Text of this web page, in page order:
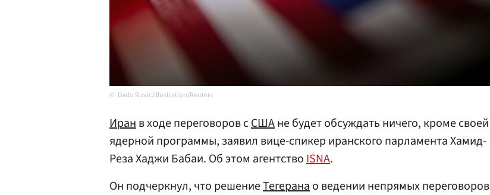
Dado Ruvic/Illustration/Reuters
Иранв ходе переговоров сСШАне будет обсуждать ничего, кроме своей
ядерной программы, заявил вице-спикер иранского парламента Хамид-
Реза Хаджи Бабаи. Об этом агентствоISNA.
Он подчеркнул, что решениеТегеранао ведении непрямых переговоров